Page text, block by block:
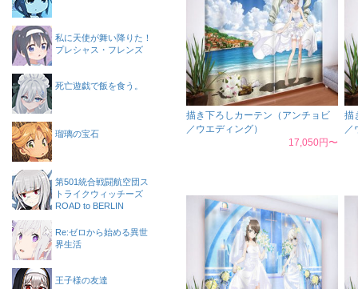
描き下ろしカーテン（アンチョビ
／ウエディング）
17,050円〜
描
／
私に天使が舞い降りた！
プレシャス・フレンズ
死亡遊戯で飯を食う。
瑠璃の宝石
第501統合戦闘航空団ス
トライクウィッチーズ
ROAD to BERLIN
Re:ゼロから始める異世
界生活
王子様の友達